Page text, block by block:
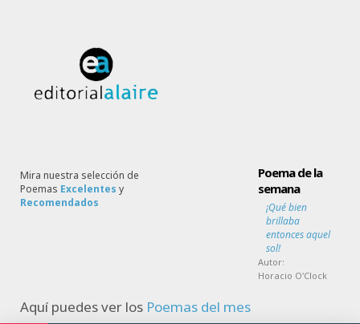
Mira nuestra selección de
Poemas Excelentes y
Recomendados
Poema de la
semana
¡Qué bien
brillaba
entonces aquel
sol!
Autor:
Horacio O'Clock
Aquí puedes ver los Poemas del mes